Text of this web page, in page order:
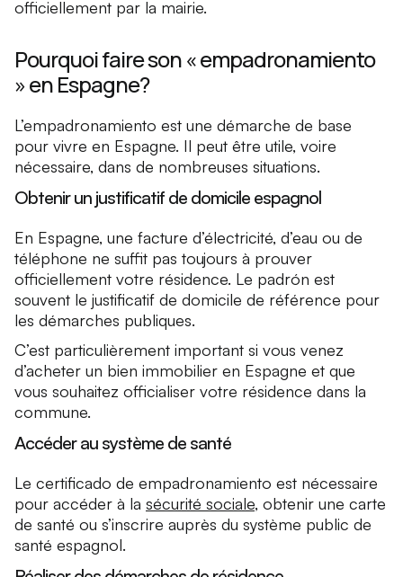
officiellement par la mairie.
Pourquoi faire son « empadronamiento
» en Espagne?
L’empadronamiento est une démarche de base
pour vivre en Espagne. Il peut être utile, voire
nécessaire, dans de nombreuses situations.
Obtenir un justificatif de domicile espagnol
En Espagne, une facture d’électricité, d’eau ou de
téléphone ne suffit pas toujours à prouver
officiellement votre résidence. Le padrón est
souvent le justificatif de domicile de référence pour
les démarches publiques.
C’est particulièrement important si vous venez
d’acheter un bien immobilier en Espagne et que
vous souhaitez officialiser votre résidence dans la
commune.
Accéder au système de santé
Le certificado de empadronamiento est nécessaire
pour accéder à la sécurité sociale, obtenir une carte
de santé ou s’inscrire auprès du système public de
santé espagnol.